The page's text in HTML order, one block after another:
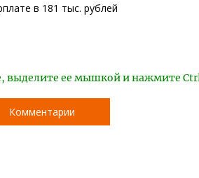
в 181 тыс. рублей
выделите ее мышкой и нажмите
Комментарии